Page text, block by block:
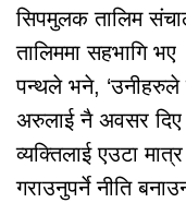
सिपमुलक तालिम
तालिममा सहभागि भए
पन्थले भने, ‘उनीहरुले
अरुलाई नै अवसर
व्यक्तिलाई एउटा
गराउनुपर्ने नीति